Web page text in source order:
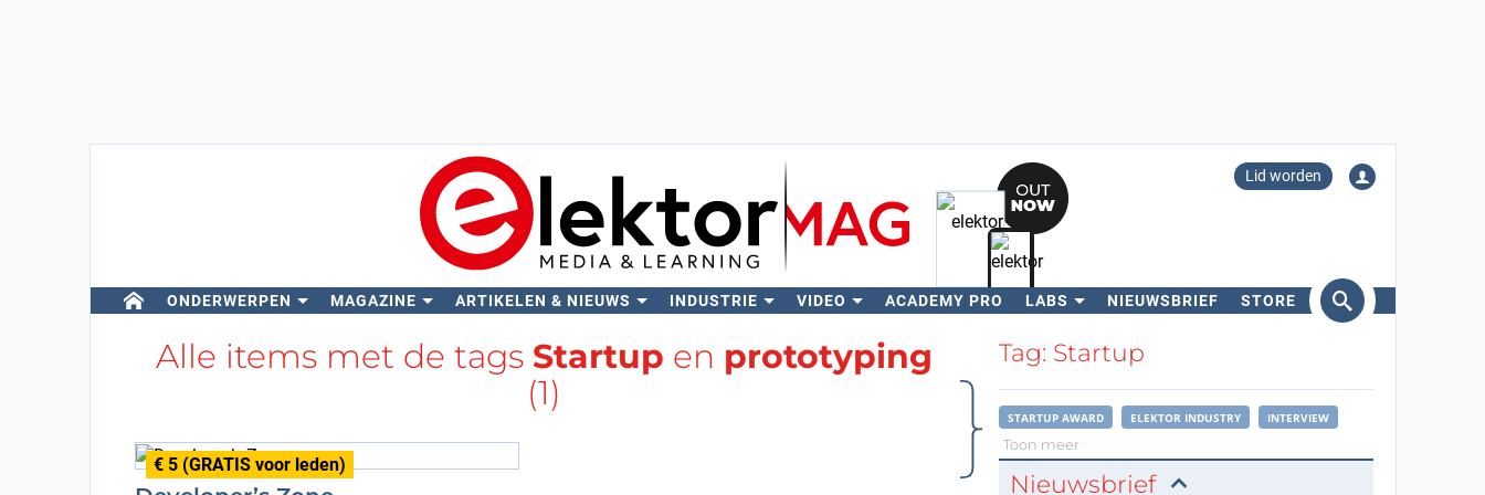
Lid worden
ONDERWERPEN MAGAZINE ARTIKELEN & NIEUWS INDUSTRIE VIDEO ACADEMY PRO LABS NIEUWSBRIEF STORE
Zoeken
Alle items met de tags Startup en prototyping
(1)
€ 5 (GRATIS voor leden)
Tag: Startup
STARTUP AWARD ELEKTOR INDUSTRY INTERVIEW
Toon meer
Nieuwsbrief